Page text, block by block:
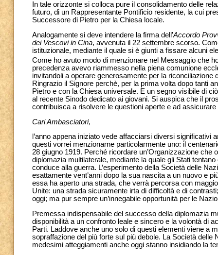
In tale orizzonte si colloca pure il consolidamento delle
futuro, di un Rappresentante Pontificio residente, la cui
Successore di Pietro per la Chiesa locale.
Analogamente si deve intendere la firma dell’Accordo
dei Vescovi in Cina, avvenuta il 22 settembre scorso.
istituzionale, mediante il quale si è giunti a fissare alcuni
Come ho avuto modo di menzionare nel Messaggio che
precedenza avevo riammesso nella piena comunione
invitandoli a operare generosamente per la
Ringrazio il Signore perchè, per la prima volta dopo tanti
Pietro e con la Chiesa universale. E un segno visibile di
al recente Sinodo dedicato ai giovani. Si auspica che il
contribuisca a risolvere le questioni aperte e ad
Cari Ambasciatori,
l’anno appena iniziato vede affacciarsi diversi significativi
questi vorrei menzionarne particolarmente uno: il
28 giugno 1919. Perché ricordare un’Organizzazione che
diplomazia multilaterale, mediante la quale gli Stati
conduce alla guerra. L’esperimento della Società delle
esattamente vent’anni dopo la sua nascita a un nuovo e
essa ha aperto una strada, che verrà percorsa con
Unite: una strada sicuramente irta di difficoltà e di
oggi; ma pur sempre un’innegabile opportunità per le
Premessa indispensabile del successo della diplomazia
disponibilità a un confronto leale e sincero e la volontà di
Parti. Laddove anche uno solo di questi elementi viene a
sopraffazione del più forte sul più debole. La Società
medesimi atteggiamenti anche oggi stanno insidiando la